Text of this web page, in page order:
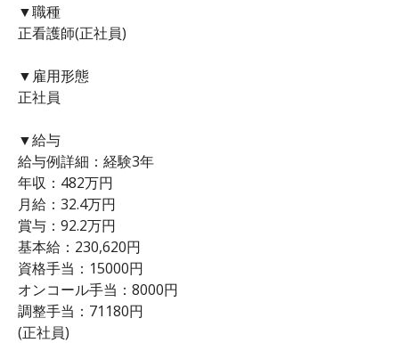
▼職種
正看護師(正社員)
▼雇用形態
正社員
▼給与
給与例詳細：経験3年
年収：482万円
月給：32.4万円
賞与：92.2万円
基本給：230,620円
資格手当：15000円
オンコール手当：8000円
調整手当：71180円
(正社員)